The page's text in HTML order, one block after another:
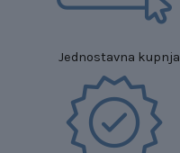
Jednostavna kupnja